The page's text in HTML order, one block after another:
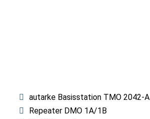
autarke Basisstation TMO 2042-A
Repeater DMO 1A/1B